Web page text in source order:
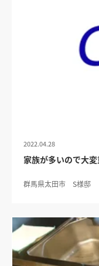
2022.04.28
家族が多いので大
群馬県太田市 S様邸